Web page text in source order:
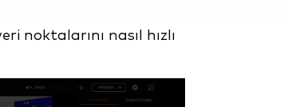
noktalarını nasıl hızlı